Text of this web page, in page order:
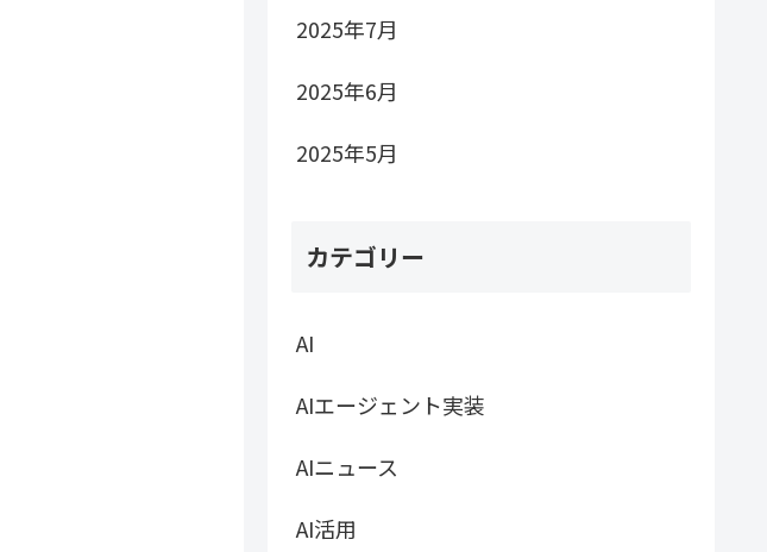
2025年7月
2025年6月
2025年5月
カテゴリー
AI
AIエージェント実装
AIニュース
AI活用